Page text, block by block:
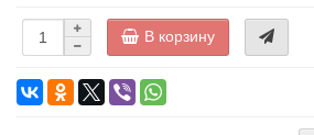
В корзину